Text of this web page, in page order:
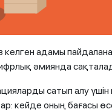
келген адамы
әмиянда
сатып алу үшін
кейде оның бағасы